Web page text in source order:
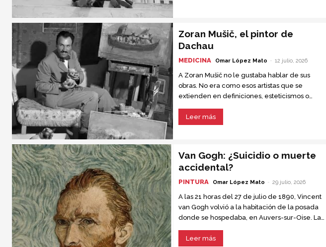
Zoran Mušič, el pintor de
Dachau
MEDICINA Omar López Mato - 12 julio, 2026
A Zoran Mušič no le gustaba hablar de sus
obras. No era como esos artistas que se
extienden en definiciones, esteticismos o
simples y frescas....
Leer más
Van Gogh: ¿Suicidio o muerte
accidental?
PINTURA Omar López Mato - 29 julio, 2026
A las 21 horas del 27 de julio de 1890, Vincent
van Gogh volvió a la habitación de la posada
donde se hospedaba, en Auvers-sur-Oise. La
Leer más